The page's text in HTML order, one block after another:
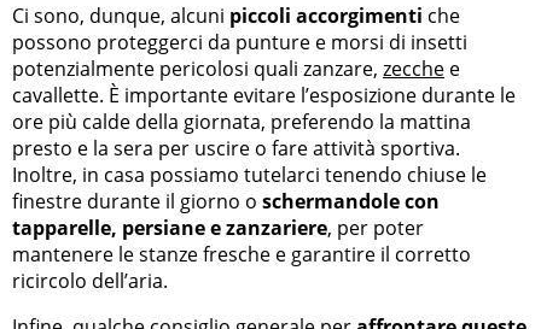
Ci sono, dunque, alcuni piccoli accorgimenti che
possono proteggerci da punture e morsi di insetti
potenzialmente pericolosi quali zanzare, zecche e
cavallette. È importante evitare l’esposizione durante le
ore più calde della giornata, preferendo la mattina
presto e la sera per uscire o fare attività sportiva.
Inoltre, in casa possiamo tutelarci tenendo chiuse le
finestre durante il giorno o schermandole con
tapparelle, persiane e zanzariere, per poter
mantenere le stanze fresche e garantire il corretto
ricircolo dell’aria.